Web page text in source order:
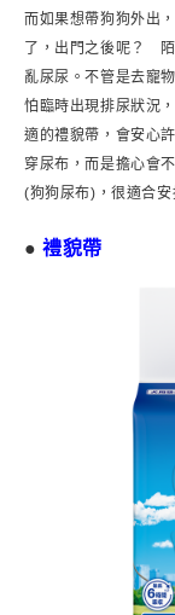
而如果想帶狗狗外出
了，出門之後呢？
亂尿尿。不管是去寵
怕臨時出現排尿狀況
適的禮貌帶，會安心
穿尿布，而是擔心會
(狗狗尿布)，很適合
●禮貌帶